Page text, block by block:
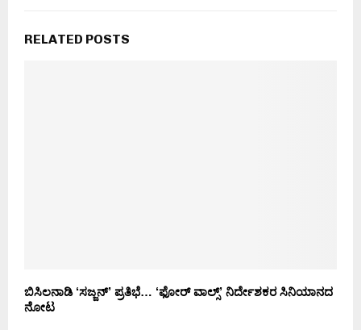
RELATED POSTS
ಬಿಸಿಲನಾಡಿ ‘ಸಜ್ಜನ್’ ಪ್ರತಿಭೆ… ‘ಫೋರ್ ವಾಲ್ಸ್’ ನಿರ್ದೇಶಕರ ಸಿನಿಯಾನದ
ನೋಟ